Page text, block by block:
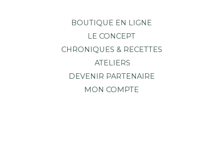
BOUTIQUE EN LIGNE
LE CONCEPT
CHRONIQUES & RECETTES
ATELIERS
DEVENIR PARTENAIRE
MON COMPTE